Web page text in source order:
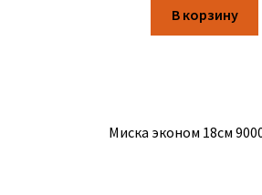
В корзину
Миска эконом 18см